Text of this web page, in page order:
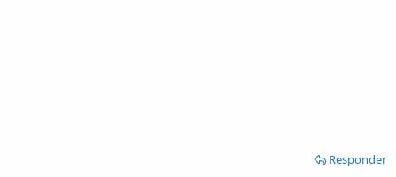
Responder